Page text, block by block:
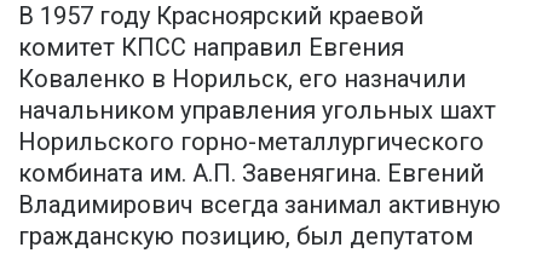
В 1957 году Красноярский краевой
комитет КПСС направил Евгения
Коваленко в Норильск, его назначили
начальником управления угольных шахт
Норильского горно-металлургического
комбината им. А.П. Завенягина. Евгений
Владимирович всегда занимал активную
гражданскую позицию, был депутатом